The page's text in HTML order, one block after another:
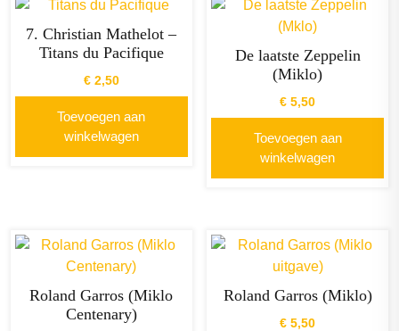
7. Christian Mathelot –
Titans du Pacifique
€2,50
Toevoegen aan
winkelwagen
De laatste Zeppelin
(Miklo)
€ 5,50
Toevoegen aan
winkelwagen
Roland Garros (Miklo
Centenary)
Roland Garros (Miklo)
€ 5,50